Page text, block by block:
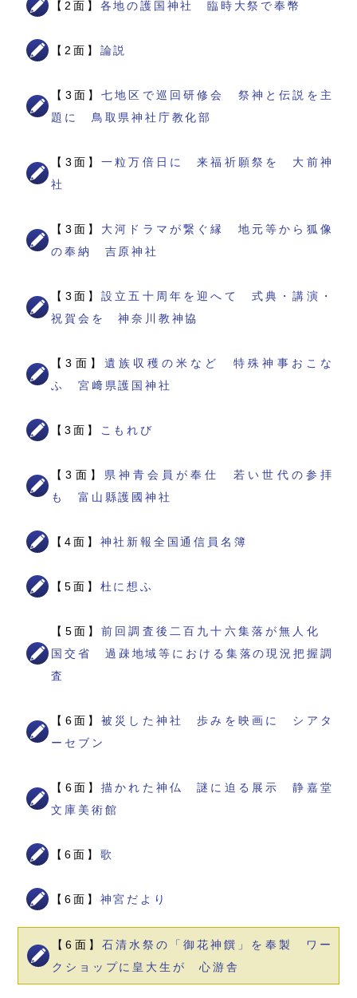
【2面】 各地の護国神社 臨時大祭で奉幣
【2面】 論説
【3面】七地区で巡回研修会 祭神と伝説を主
題に 鳥取県神社庁教化部
【3面】一粒万倍日に 来福祈願祭を 大前神
社
【3面】 大河ドラマが繋ぐ縁 地元等から狐像
の奉納 吉原神社
【3面】設立五十周年を迎へて 式典・講演・
祝賀会を 神奈川教神協
【3面】 遺族収穫の米など 特殊神事おこな
ふ 宮﨑県護国神社
【3面】 こもれび
【3面】 県神青会員が奉仕 若い世代の参拝
も 富山縣護國神社
【4面】 神社新報全国通信員名簿
【5面】 杜に想ふ
【5面】前回調査後二百九十六集落が無人化
国交省 過疎地域等における集落の現況把握調
査
【6面】被災した神社 歩みを映画に シアタ
ーセブン
【6面】描かれた神仏 謎に迫る展示 静嘉堂
文庫美術館
【6面】 歌
【6面】 神宮だより
【6面】 石清水祭の「御花神饌」を奉製 ワー
クショップに皇大生が 心游舎